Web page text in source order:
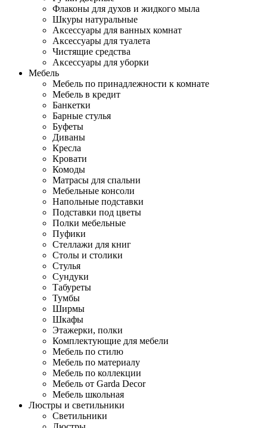
Флаконы для духов и жидкого мыла
Шкуры натуральные
Аксессуары для ванных комнат
Аксессуары для туалета
Чистящие средства
Аксессуары для уборки
Мебель
Мебель по принадлежности к комнате
Мебель в кредит
Банкетки
Барные стулья
Буфеты
Диваны
Кресла
Кровати
Комоды
Матрасы для спальни
Мебельные консоли
Напольные подставки
Подставки под цветы
Полки мебельные
Пуфики
Стеллажи для книг
Столы и столики
Стулья
Сундуки
Табуреты
Тумбы
Ширмы
Шкафы
Этажерки, полки
Комплектующие для мебели
Мебель по стилю
Мебель по материалу
Мебель по коллекции
Мебель от Garda Decor
Мебель школьная
Люстры и светильники
Светильники